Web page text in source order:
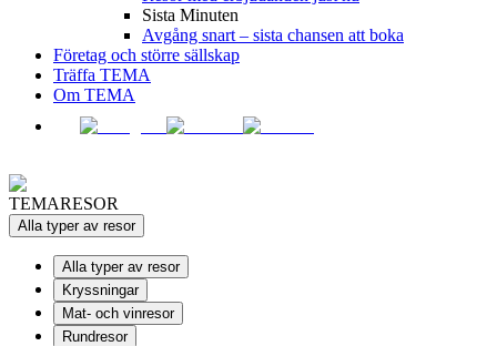
Sista Minuten
Avgång snart – sista chansen att boka
Företag och större sällskap
Träffa TEMA
Om TEMA
TEMARESOR
Alla typer av resor
Alla typer av resor
Kryssningar
Mat- och vinresor
Rundresor